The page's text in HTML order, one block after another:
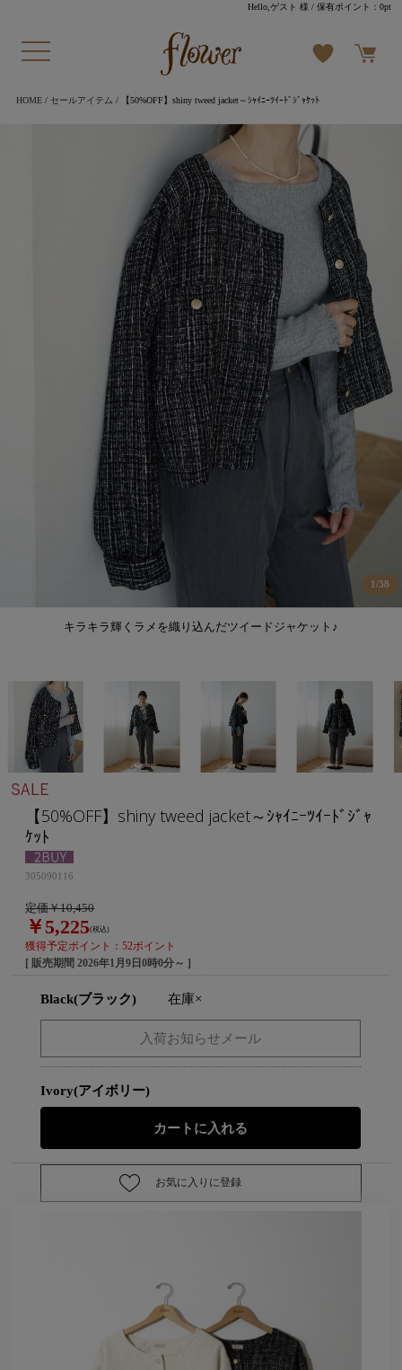
Hello,ゲスト 様 / 保有ポイント：0pt
HOME/ セールアイテム / 【50%OFF】shiny tweed jacket～ｼｬｲﾆｰﾂｲｰﾄﾞｼﾞｬｹｯﾄ
キラキラ輝くラメを織り込んだツイードジャケット♪
1/38
【50%OFF】shiny tweed jacket～ｼｬｲﾆｰﾂｲｰﾄﾞｼﾞｬ
ｹｯﾄ
305090116
定価￥10,450
￥5,225(税込)
獲得予定ポイント：52ポイント
[ 販売期間2026年1月9日0時0分～ ]
Black(ブラック) 在庫×
Ivory(アイボリー)
お気に入りに登録